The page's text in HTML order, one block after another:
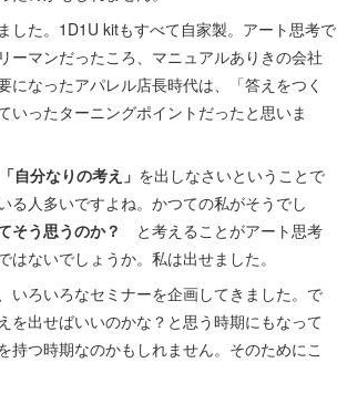
た。1D1U kitもすべて自家製。アート思考で
ーマンだったころ、マニュアルありきの会社
なったアパレル店長時代は、「答えをつく
ったターニングポイントだったと思いま
「自分なりの考え」 を出しなさいということで
る人多いですよね。かつての私がそうでし
そう思うのか？
と考えることがアート思考
ないでしょうか。私は出せました。
ろいろなセミナーを企画してきました。で
を出せばいいのかな？と思う時期にもなって
つ時期なのかもしれません。そのためにこ